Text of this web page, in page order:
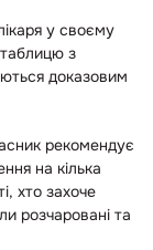
у своєму
з
доказовим
рекомендує
на кілька
хто захоче
розчаровані та